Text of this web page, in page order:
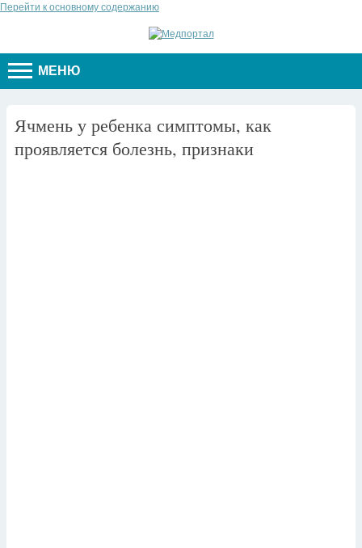
Перейти к основному содержанию
МЕНЮ
Ячмень у ребенка симптомы, как
проявляется болезнь, признаки